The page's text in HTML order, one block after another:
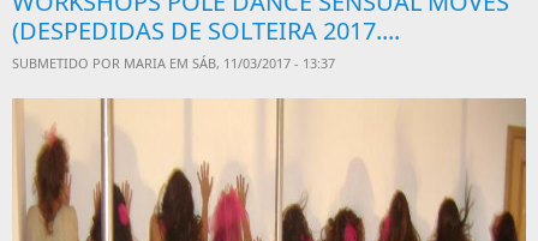
(DESPEDIDAS DE SOLTEIRA 2017....
SUBMETIDO POR MARIA EM SÁB, 11/03/2017 - 13:37